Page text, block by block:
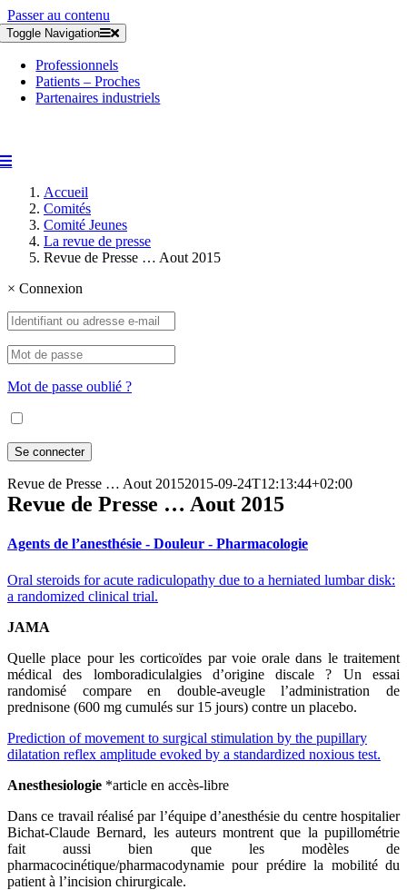
Passer au contenu
Toggle Navigation
Professionnels
Patients – Proches
Partenaires industriels
Accueil
Comités
Comité Jeunes
La revue de presse
Revue de Presse … Aout 2015
× Connexion
Mot de passe oublié ?
Revue de Presse … Aout 20152015-09-24T12:13:44+02:00
Revue de Presse … Aout 2015
Agents de l’anesthésie - Douleur - Pharmacologie
Oral steroids for acute radiculopathy due to a herniated lumbar disk:
a randomized clinical trial.
JAMA
Quelle place pour les corticoïdes par voie orale dans le traitement
médical des lomboradiculalgies d’origine discale ? Un essai
randomisé compare en double-aveugle l’administration de
prednisone (600 mg cumulés sur 15 jours) contre un placebo.
Prediction of movement to surgical stimulation by the pupillary
dilatation reflex amplitude evoked by a standardized noxious test.
Anesthesiologie *article en accès-libre
Dans ce travail réalisé par l’équipe d’anesthésie du centre hospitalier
Bichat-Claude Bernard, les auteurs montrent que la pupillométrie
fait aussi bien que les modèles de
pharmacocinétique/pharmacodynamie pour prédire la mobilité du
patient à l’incision chirurgicale.